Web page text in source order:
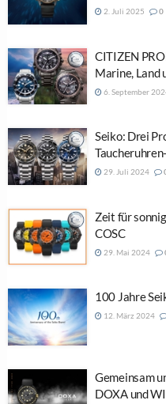
2. Juli 2025 0
CITIZEN
Marine, Land
6. September
Seiko: Drei
29. Juli 2024
Zeit für
COSC
29. Mai 2024
100 Jahre
12. März 2024
Gemeinsam
DOXA und